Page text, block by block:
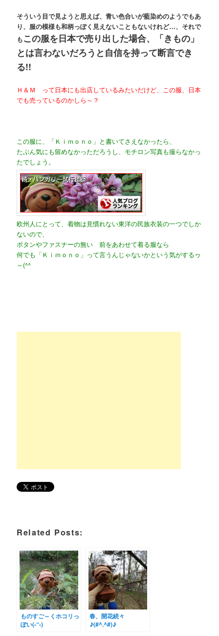
そういう目で見ようと思えば、青い色合いが藍染めのようでもあ
り、服の模様も和柄っぽく見えないこともないけれど…、それで
もこの服を日本で売り出した場合、「きもの」
とは言わないだろうと自信を持って断言でき
る!!
Ｈ＆Ｍ って日本にも出店しているみたいだけど、この服、日本
でも売っているのかしら～？
この服に、「Ｋｉｍｏｎｏ」と書いてさえなかったら、
たぶん気にも留めなかっただろうし、モチロン写真も撮らなかっ
たでしょう。
欧州人にとって、着物は見慣れない東洋の民族衣装の一つでしか
ないので、
ボタンやファスナーの無い 前をあわせて着る服なら
何でも「Ｋｉｍｏｎｏ」って言うんじゃないかという気がするヮ
～(^^ゞ
Related Posts:
ものすご～くホコリっ
ぽい(-“-)
春、開花続々
♪(#^.^#)♪